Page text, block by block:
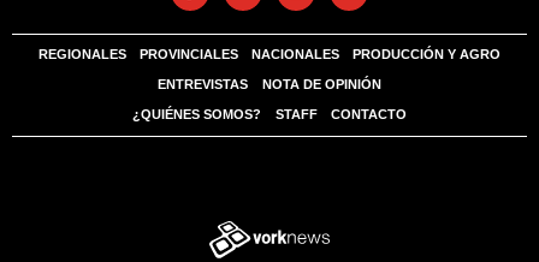
REGIONALES PROVINCIALES NACIONALES PRODUCCIÓN Y AGRO
ENTREVISTAS NOTA DE OPINIÓN
¿QUIÉNES SOMOS? STAFF CONTACTO